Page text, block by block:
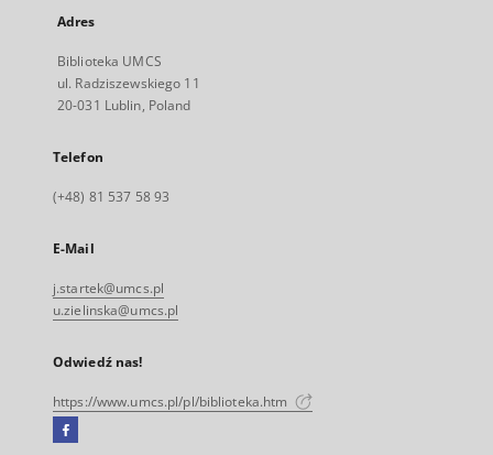
Adres
Biblioteka UMCS
ul. Radziszewskiego 11
20-031 Lublin, Poland
Telefon
(+48) 81 537 58 93
E-Mail
j.startek@umcs.pl
u.zielinska@umcs.pl
Odwiedź nas!
https://www.umcs.pl/pl/biblioteka.htm
Facebook